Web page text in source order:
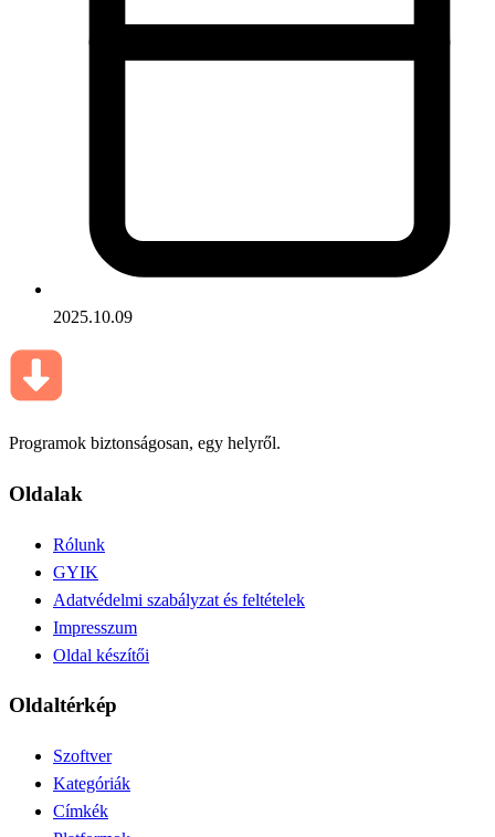
2025.10.09
Programok biztonságosan, egy helyről.
Oldalak
Rólunk
GYIK
Adatvédelmi szabályzat és feltételek
Impresszum
Oldal készítői
Oldaltérkép
Szoftver
Kategóriák
Címkék